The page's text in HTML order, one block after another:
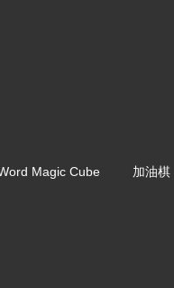
Magic Cube 加油棋